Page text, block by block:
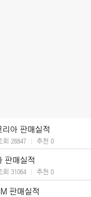
아 판매실적
회 26847 추천 0
판매실적
회 31064 추천 0
판매실적